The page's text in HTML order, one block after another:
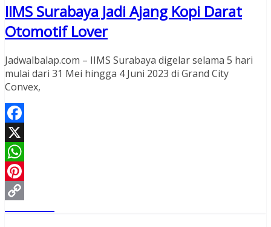
IIMS Surabaya Jadi Ajang Kopi Darat
Otomotif Lover
Jadwalbalap.com – IIMS Surabaya digelar selama 5 hari
mulai dari 31 Mei hingga 4 Juni 2023 di Grand City
Convex,
Facebook
X
WhatsApp
Pinterest
Copy